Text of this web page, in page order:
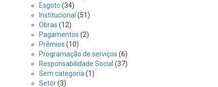
Esgoto (34)
Institucional (51)
Obras (12)
Pagamentos (2)
Prêmios (10)
Programação de serviços (6)
Responsabilidade Social (37)
Sem categoria (1)
Setor(3)